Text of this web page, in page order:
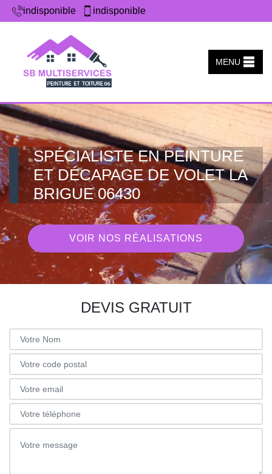
indisponible indisponible
MENU
SPÉCIALISTE EN PEINTURE
ET DÉCAPAGE DE VOLET LA
BRIGUE 06430
VOIR NOS RÉALISATIONS
DEVIS GRATUIT